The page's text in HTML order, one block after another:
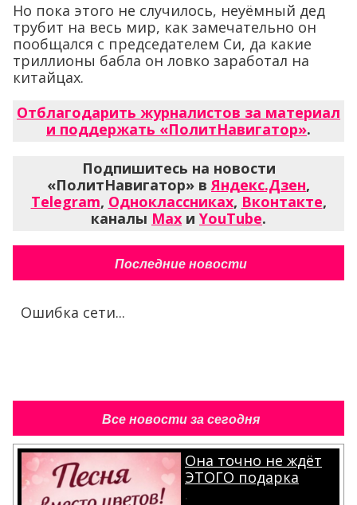
Но пока этого не случилось, неуёмный дед
трубит на весь мир, как замечательно он
пообщался с председателем Си, да какие
триллионы бабла он ловко заработал на
китайцах.
Отблагодарить журналистов за материал
и поддержать «ПолитНавигатор».
Подпишитесь на новости
«ПолитНавигатор» вЯндекс.Дзен,
Telegram, Одноклассниках, Вконтакте,
каналы Max и YouTube.
Последние новости
Ошибка сети...
Все новости за сегодня
Она точно не ждёт
ЭТОГО подарка
.